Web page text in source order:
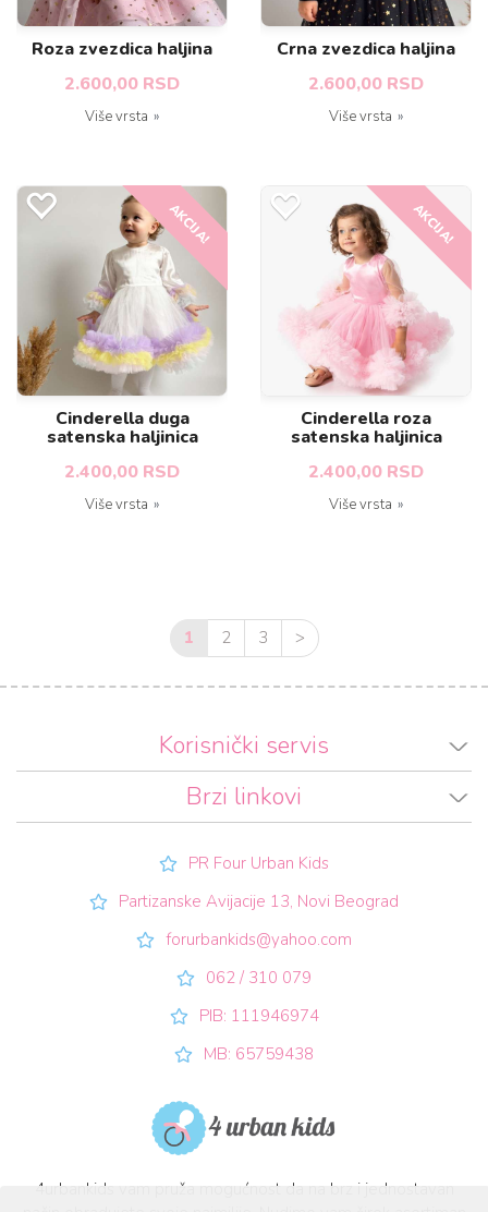
Roza zvezdica haljina
2.600,00 RSD
Više vrsta
Crna zvezdica haljina
2.600,00 RSD
Više vrsta
AKCIJA!
Cinderella duga
satenska haljinica
2.400,00 RSD
Više vrsta
AKCIJA!
Cinderella roza
satenska haljinica
2.400,00 RSD
Više vrsta
1 2 3 >
Korisnički servis
Brzi linkovi
PR Four Urban Kids
Partizanske Avijacije 13, Novi Beograd
forurbankids@yahoo.com
062 / 310 079
PIB: 111946974
MB: 65759438
4urbankids vam pruža mogućnost da na brz i jednostavan